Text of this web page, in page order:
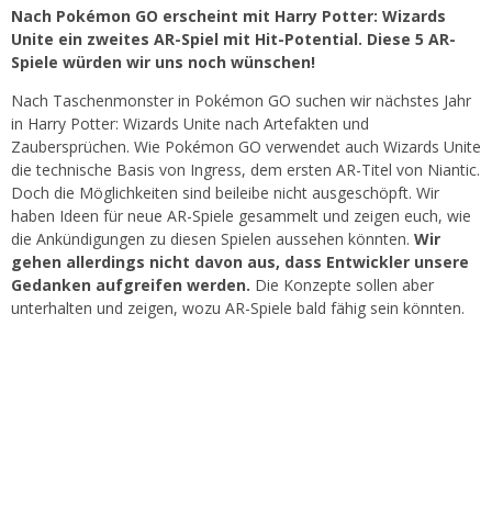
Nach Pokémon GO erscheint mit Harry Potter: Wizards
Unite ein zweites AR-Spiel mit Hit-Potential. Diese 5 AR-
Spiele würden wir uns noch wünschen!
Nach Taschenmonster in Pokémon GO suchen wir nächstes Jahr
in Harry Potter: Wizards Unite nach Artefakten und
Zaubersprüchen. Wie Pokémon GO verwendet auch Wizards Unite
die technische Basis von Ingress, dem ersten AR-Titel von Niantic.
Doch die Möglichkeiten sind beileibe nicht ausgeschöpft. Wir
haben Ideen für neue AR-Spiele gesammelt und zeigen euch, wie
die Ankündigungen zu diesen Spielen aussehen könnten. Wir
gehen allerdings nicht davon aus, dass Entwickler unsere
Gedanken aufgreifen werden. Die Konzepte sollen aber
unterhalten und zeigen, wozu AR-Spiele bald fähig sein könnten.